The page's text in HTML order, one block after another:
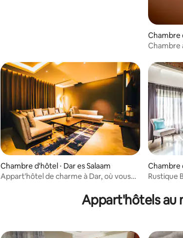
Chambre
Chambre
Chambre d'hôtel ⋅ Dar es Salaam
Appart'hôtel de charme à Dar, où vous
Chambre
Rustique
Appart'hôtels au